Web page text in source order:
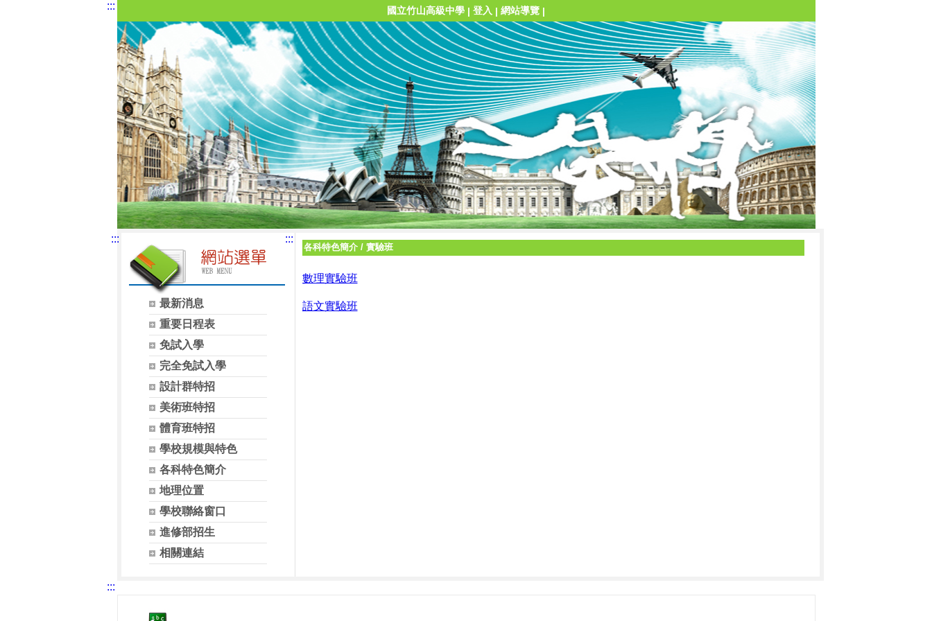
::: 國立竹山高級中學 | 登入 | 網站導覽 |
:::
最新消息
重要日程表
免試入學
完全免試入學
設計群特招
美術班特招
體育班特招
學校規模與特色
各科特色簡介
地理位置
學校聯絡窗口
進修部招生
相關連結
:::
各科特色簡介/ 實驗班
數理實驗班
語文實驗班
:::